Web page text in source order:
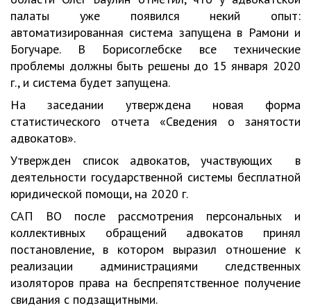
палаты уже появился некий опыт:
автоматизированная система запущена в Рамони и
Богучаре. В Борисоглебске все технические
проблемы должны быть решены до 15 января 2020
г., и система будет запущена.
На заседании утверждена новая форма
статистического отчета «Сведения о занятости
адвокатов».
Утвержден список адвокатов, участвующих в
деятельности государственной системы бесплатной
юридической помощи, на 2020 г.
САП ВО после рассмотрения персональных и
коллективных обращений адвокатов принял
постановление, в котором выразил отношение к
реализации администрациями следственных
изоляторов права на беспрепятственное получение
свидания с подзащитными.